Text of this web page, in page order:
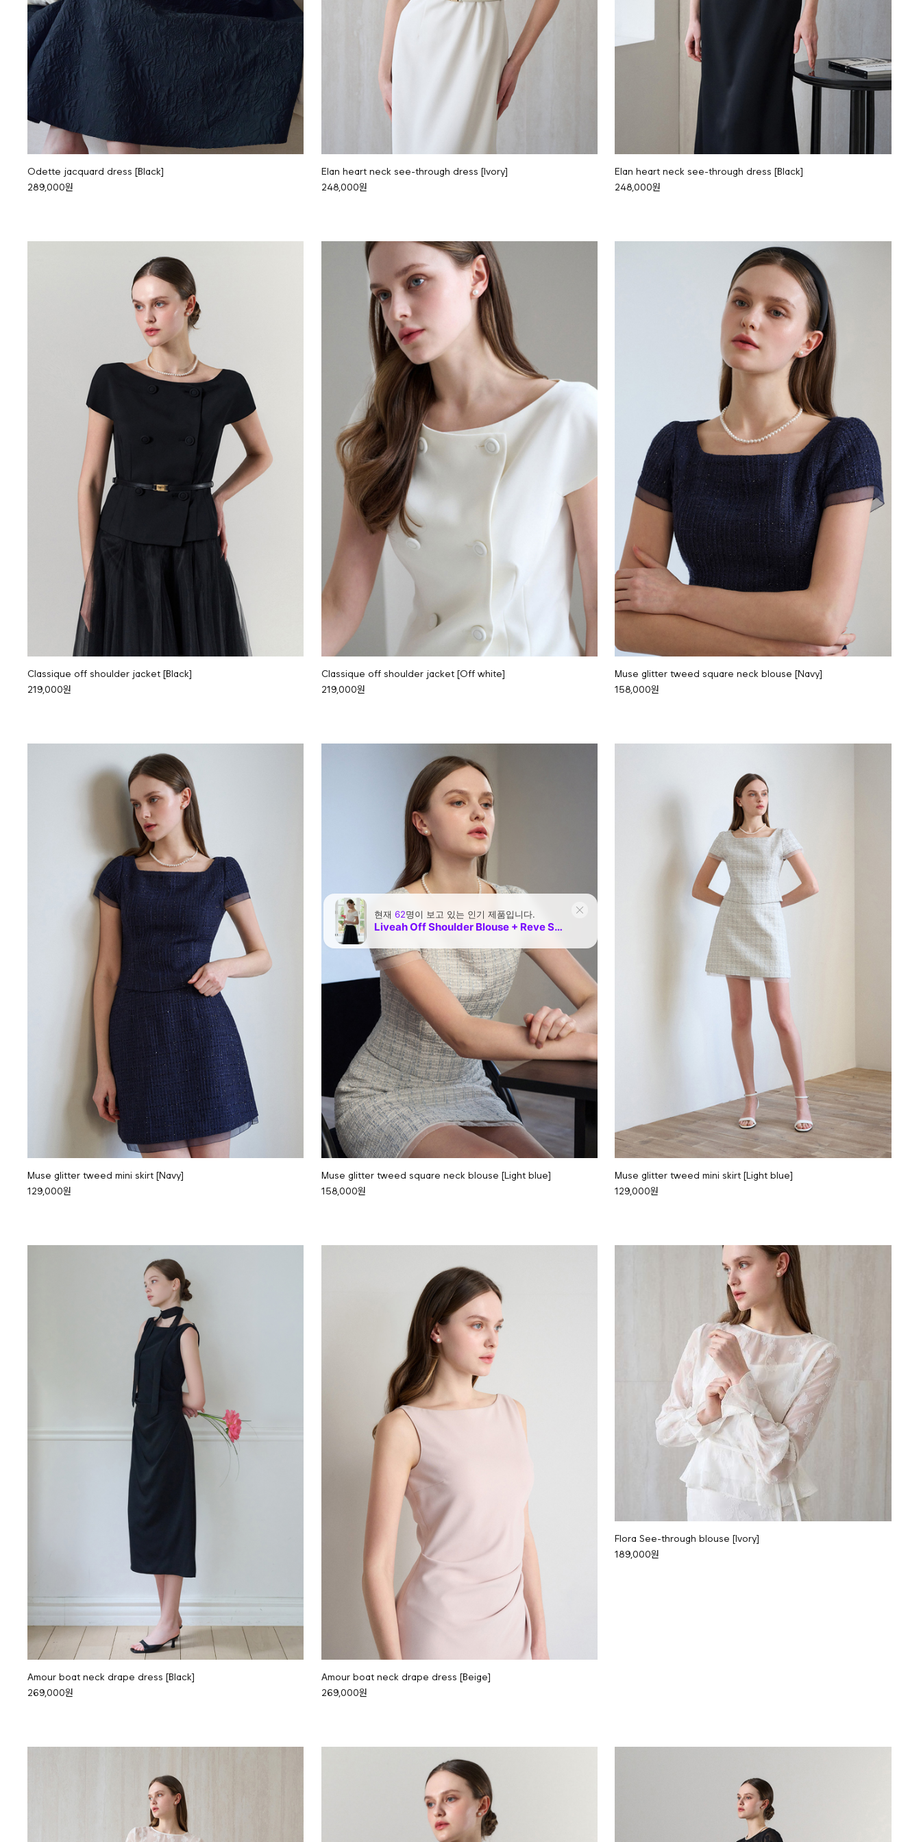
Odette jacquard dress [Black]
289,000원
Elan heart neck see-through dress [Ivory]
248,000원
Elan heart neck see-through dress [Black]
248,000원
Classique off shoulder jacket [Black]
219,000원
Classique off shoulder jacket [Off white]
219,000원
Muse glitter tweed square neck blouse [Navy]
158,000원
Muse glitter tweed mini skirt [Navy]
129,000원
Muse glitter tweed square neck blouse [Light blue]
158,000원
Muse glitter tweed mini skirt [Light blue]
129,000원
Amour boat neck drape dress [Black]
269,000원
Amour boat neck drape dress [Beige]
269,000원
Flora See-through blouse [Ivory]
189,000원